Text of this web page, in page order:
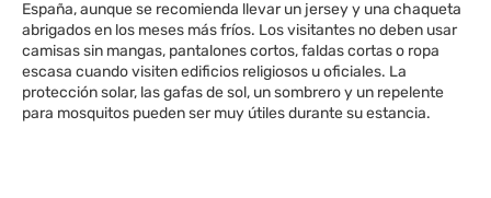
España, aunque se recomienda llevar un jersey y una chaqueta
abrigados en los meses más fríos. Los visitantes no deben usar
camisas sin mangas, pantalones cortos, faldas cortas o ropa
escasa cuando visiten edificios religiosos u oficiales. La
protección solar, las gafas de sol, un sombrero y un repelente
para mosquitos pueden ser muy útiles durante su estancia.